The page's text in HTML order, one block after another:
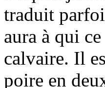
traduit
aura à qui
calvaire. Il
poire en